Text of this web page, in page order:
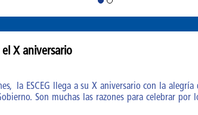
el X aniversario
la ESCEG llega a su X aniversario con la
Son muchas las razones para celebrar